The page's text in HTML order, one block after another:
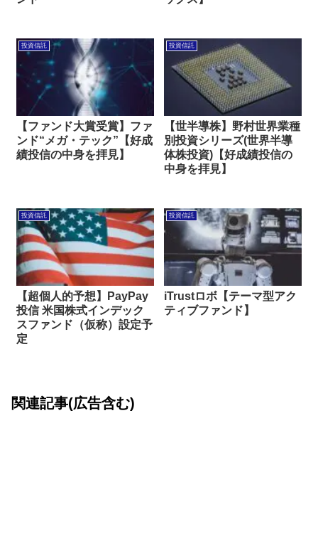
投資信託
【ファンド大賞受賞】ファ
ンド“メガ・テック”【好成
績投信の中身を拝見】
投資信託
【世半導株】野村世界業種
別投資シリーズ(世界半導
体株投資)【好成績投信の
中身を拝見】
投資信託
【超個人的予想】PayPay
投信 米国株式インデック
スファンド（仮称）設定予
定
投資信託
iTrustロボ【テーマ型アク
ティブファンド】
関連記事(広告含む)